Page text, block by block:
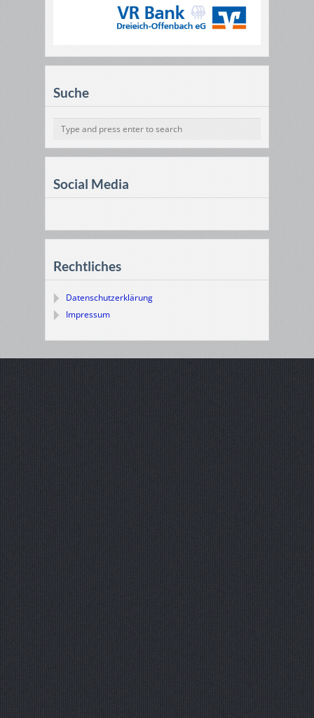
Suche
Social Media
Rechtliches
Datenschutzerklärung
Impressum